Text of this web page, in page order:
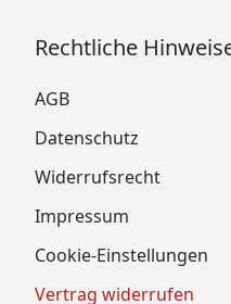
Rechtliche
AGB
Datenschutz
Widerrufsrecht
Impressum
Cookie-Einstellungen
Vertrag widerrufen